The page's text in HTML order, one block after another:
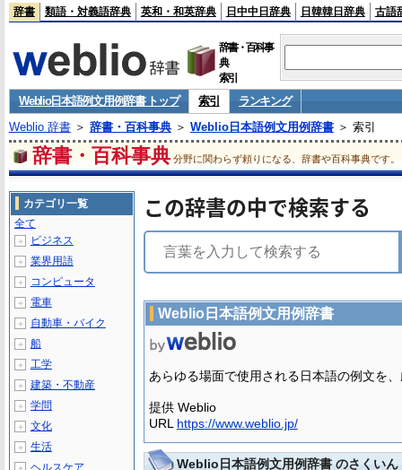
辞書 類語・対義語辞典 英和・和英辞典 日中中日辞典 日韓韓日辞典 古語
辞書・百科事
典
索引
Weblio日本語例文用例辞書 トップ 索引
ランキング
Weblio 辞書＞ 辞書・百科事典＞ Weblio日本語例文用例辞書＞ 索引
辞書・百科事典 分野に関わらず頼りになる、辞書や百科事典です。
この辞書の中で検索する
Weblio日本語例文用例辞書
あらゆる場面で使用される日本語の例文を
提供 Weblio
URL https://www.weblio.jp/
Weblio日本語例文用例辞書 のさくいん
カテゴリ一覧
全て
＋ ビジネス
＋ 業界用語
＋ コンピュータ
＋ 電車
＋ 自動車・バイク
＋ 船
＋ 工学
＋ 建築・不動産
＋ 学問
＋ 文化
＋ 生活
＋ ヘルスケア